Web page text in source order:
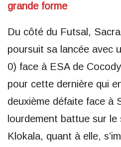
grande forme
Du côté du Futsal,
poursuit sa lancée avec
0) face à ESA de
pour cette dernière qui
deuxième défaite face à
lourdement battue sur
Klokala, quant à elle,